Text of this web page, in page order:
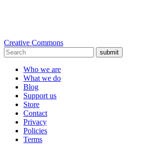
Creative Commons
submit
Who we are
What we do
Blog
Support us
Store
Contact
Privacy
Policies
Terms